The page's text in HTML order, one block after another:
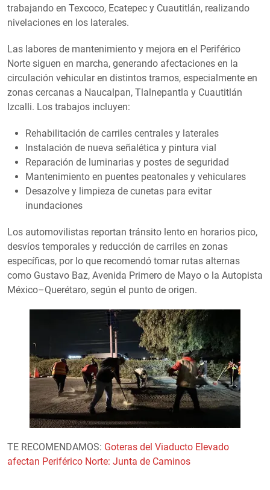
trabajando en Texcoco, Ecatepec y Cuautitlán, realizando
nivelaciones en los laterales.
Las labores de mantenimiento y mejora en el Periférico
Norte siguen en marcha, generando afectaciones en la
circulación vehicular en distintos tramos, especialmente en
zonas cercanas a Naucalpan, Tlalnepantla y Cuautitlán
Izcalli. Los trabajos incluyen:
Rehabilitación de carriles centrales y laterales
Instalación de nueva señalética y pintura vial
Reparación de luminarias y postes de seguridad
Mantenimiento en puentes peatonales y vehiculares
Desazolve y limpieza de cunetas para evitar
inundaciones
Los automovilistas reportan tránsito lento en horarios pico,
desvíos temporales y reducción de carriles en zonas
específicas, por lo que recomendó tomar rutas alternas
como Gustavo Baz, Avenida Primero de Mayo o la Autopista
México–Querétaro, según el punto de origen.
TE RECOMENDAMOS: Goteras del Viaducto Elevado
afectan Periférico Norte: Junta de Caminos